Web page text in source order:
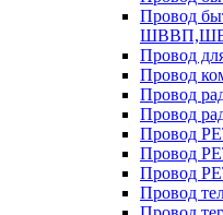
Провод
Провод
Провод
Провод
Провод
Провод
Провод
Провод
Провод